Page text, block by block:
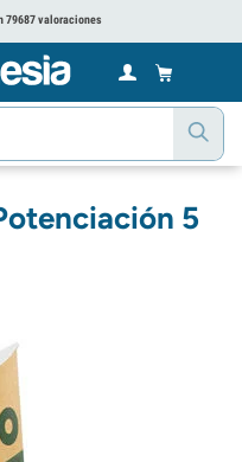
79687 valoraciones
5